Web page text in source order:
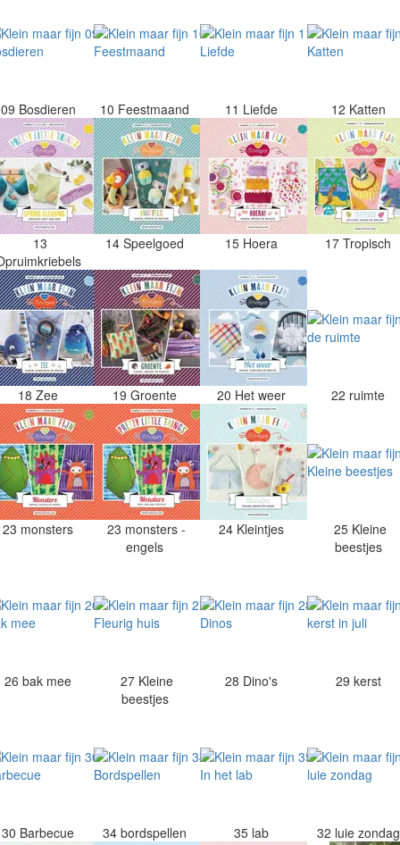
09 Bosdieren 10 Feestmaand 11 Liefde 12 Katten
13
14 Speelgoed 15 Hoera 17 Tropisch
18 Zee 19 Groente 20 Het weer 22 ruimte
23 monsters
23 monsters -
engels
24 Kleintjes
25 Kleine
beestjes
26 bak mee
27 Kleine
beestjes
28 Dino's 29 kerst
30 Barbecue 34 bordspellen 35 lab 32 luie